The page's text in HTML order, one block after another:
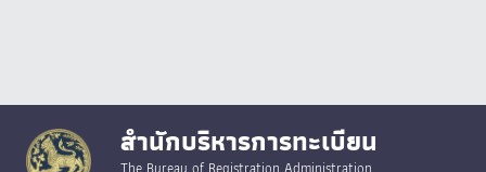
สำนักบริหารการทะเบียน